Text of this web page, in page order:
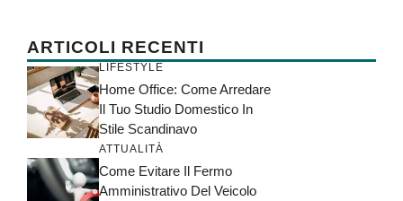
ARTICOLI RECENTI
LIFESTYLE
Home Office: Come Arredare
Il Tuo Studio Domestico In
Stile Scandinavo
ATTUALITÀ
Come Evitare Il Fermo
Amministrativo Del Veicolo